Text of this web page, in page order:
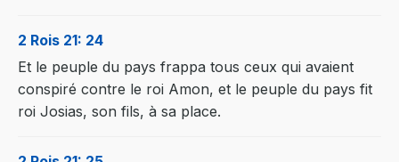
2 Rois 21: 24
Et le peuple du pays frappa tous ceux qui avaient
conspiré contre le roi Amon, et le peuple du pays fit
roi Josias, son fils, à sa place.